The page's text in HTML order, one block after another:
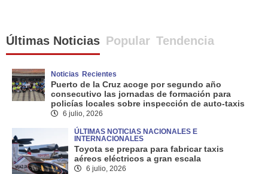
Últimas Noticias Popular Tendencia
Noticias Recientes
Puerto de la Cruz acoge por segundo año
consecutivo las jornadas de formación para
policías locales sobre inspección de auto-taxis
6 julio, 2026
ÚLTIMAS NOTICIAS NACIONALES E
INTERNACIONALES
Toyota se prepara para fabricar taxis
aéreos eléctricos a gran escala
6 julio, 2026